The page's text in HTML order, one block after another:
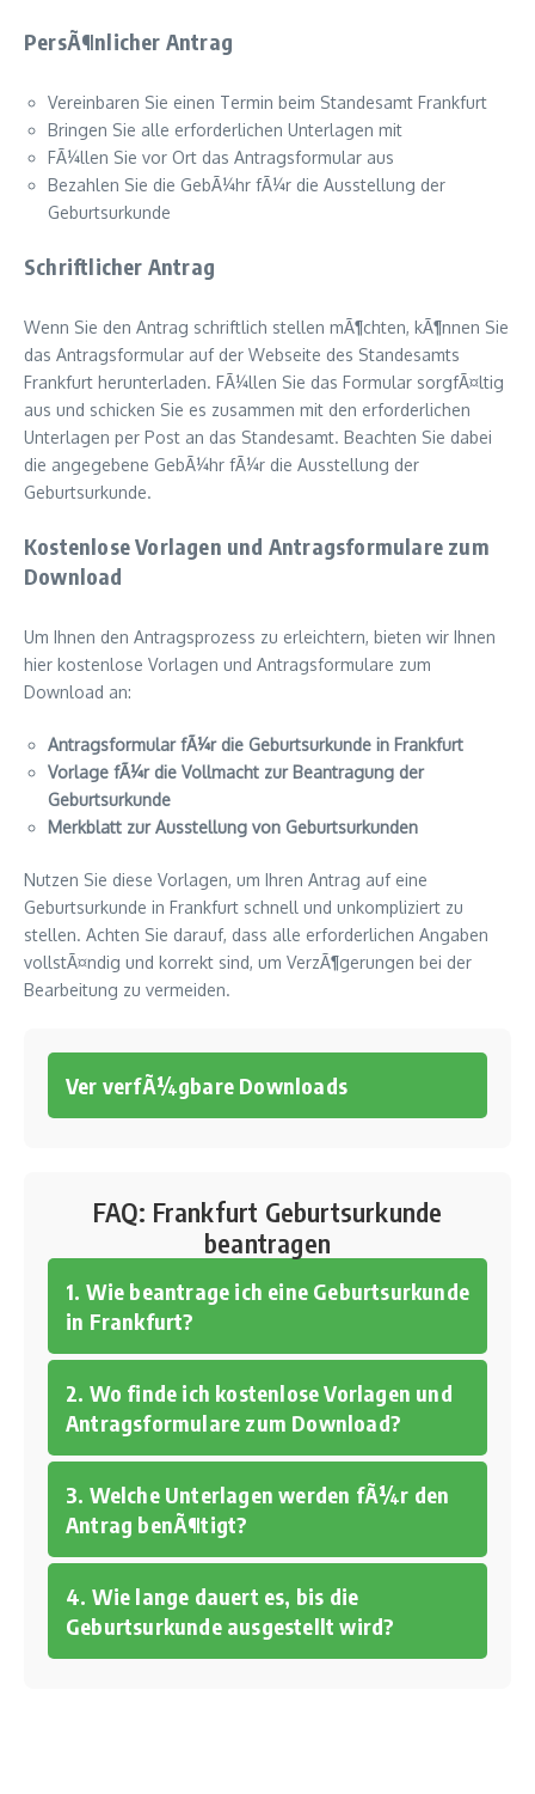
PersÃ¶nlicher Antrag
Vereinbaren Sie einen Termin beim Standesamt Frankfurt
Bringen Sie alle erforderlichen Unterlagen mit
FÃ¼llen Sie vor Ort das Antragsformular aus
Bezahlen Sie die GebÃ¼hr fÃ¼r die Ausstellung der
Geburtsurkunde
Schriftlicher Antrag
Wenn Sie den Antrag schriftlich stellen mÃ¶chten, kÃ¶nnen Sie
das Antragsformular auf der Webseite des Standesamts
Frankfurt herunterladen. FÃ¼llen Sie das Formular sorgfÃ¤ltig
aus und schicken Sie es zusammen mit den erforderlichen
Unterlagen per Post an das Standesamt. Beachten Sie dabei
die angegebene GebÃ¼hr fÃ¼r die Ausstellung der
Geburtsurkunde.
Kostenlose Vorlagen und Antragsformulare zum
Download
Um Ihnen den Antragsprozess zu erleichtern, bieten wir Ihnen
hier kostenlose Vorlagen und Antragsformulare zum
Download an:
Antragsformular fÃ¼r die Geburtsurkunde in Frankfurt
Vorlage fÃ¼r die Vollmacht zur Beantragung der
Geburtsurkunde
Merkblatt zur Ausstellung von Geburtsurkunden
Nutzen Sie diese Vorlagen, um Ihren Antrag auf eine
Geburtsurkunde in Frankfurt schnell und unkompliziert zu
stellen. Achten Sie darauf, dass alle erforderlichen Angaben
vollstÃ¤ndig und korrekt sind, um VerzÃ¶gerungen bei der
Bearbeitung zu vermeiden.
Ver verfÃ¼gbare Downloads
FAQ: Frankfurt Geburtsurkunde
beantragen
1. Wie beantrage ich eine Geburtsurkunde
in Frankfurt?
2. Wo finde ich kostenlose Vorlagen und
Antragsformulare zum Download?
3. Welche Unterlagen werden fÃ¼r den
Antrag benÃ¶tigt?
4. Wie lange dauert es, bis die
Geburtsurkunde ausgestellt wird?